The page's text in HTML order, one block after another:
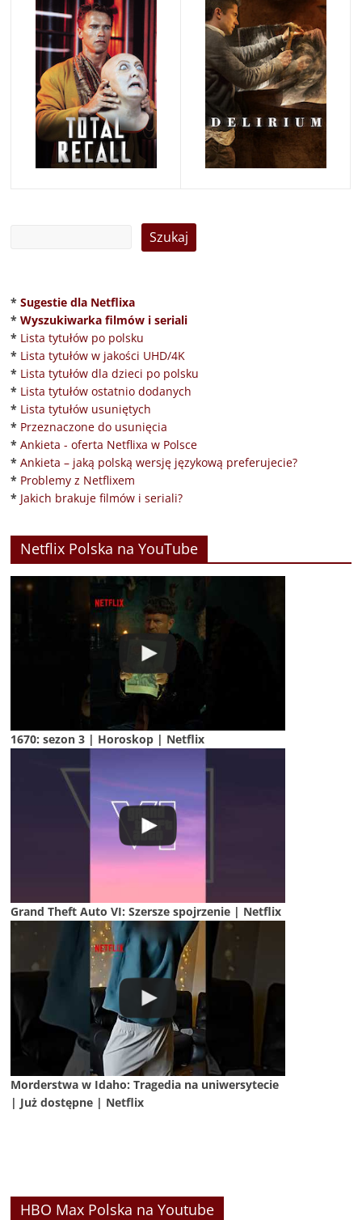
* Sugestie dla Netflixa
* Wyszukiwarka filmów i seriali
* Lista tytułów po polsku
* Lista tytułów w jakości UHD/4K
* Lista tytułów dla dzieci po polsku
* Lista tytułów ostatnio dodanych
* Lista tytułów usuniętych
* Przeznaczone do usunięcia
* Ankieta - oferta Netflixa w Polsce
* Ankieta – jaką polską wersję językową preferujecie?
* Problemy z Netflixem
* Jakich brakuje filmów i seriali?
Netflix Polska na YouTube
1670: sezon 3 | Horoskop | Netflix
Grand Theft Auto VI: Szersze spojrzenie | Netflix
Morderstwa w Idaho: Tragedia na uniwersytecie
| Już dostępne | Netflix
HBO Max Polska na Youtube